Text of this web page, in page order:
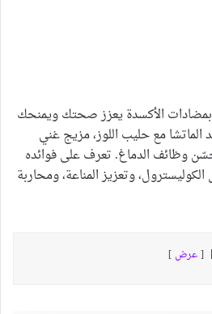
الأكسدة يعزز صحتك ويمنحك
الماتشا مع حليب اللوز، مزيج غني
وظائف الدماغ. تعرف على فوائده
وتعزيز المناعة، ومحاربة
عرض